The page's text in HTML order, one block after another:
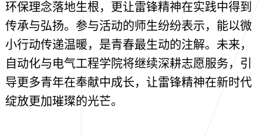
环保理念落地生根，更让雷锋精神在实践中得到
传承与弘扬。参与活动的师生纷纷表示，能以微
小行动传递温暖，是青春最生动的注解。未来，
自动化与电气工程学院将继续深耕志愿服务，引
导更多青年在奉献中成长，让雷锋精神在新时代
绽放更加璀璨的光芒。